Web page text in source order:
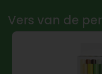
Vers van de